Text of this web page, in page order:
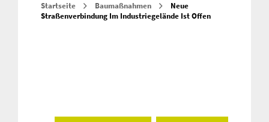
Startseite Baumaßnahmen
Neue
Straßenverbindung Im Industriegelände Ist Offen